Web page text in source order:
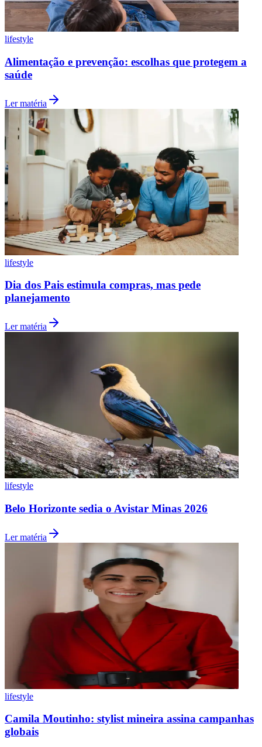
lifestyle
Alimentação e prevenção: escolhas que protegem a
saúde
Ler matéria
lifestyle
Dia dos Pais estimula compras, mas pede
planejamento
Ler matéria
lifestyle
Belo Horizonte sedia o Avistar Minas 2026
Ler matéria
lifestyle
Camila Moutinho: stylist mineira assina campanhas
globais